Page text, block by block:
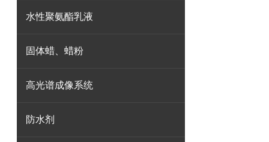
水性聚氨酯乳液
固体蜡、蜡粉
高光谱成像系统
防水剂